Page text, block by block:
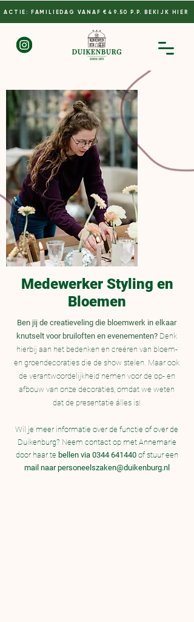
ACTIE: FAMILIEDAG VANAF €49.50 P.P. BEKIJK HIER
Medewerker Styling en
Bloemen
Ben jij de creatieveling die bloemwerk in elkaar
knutselt voor bruiloften en evenementen? Denk
hierbij aan het bedenken en creëren van bloem-
en groendecoraties die de show stelen. Maar ook
de verantwoordelijkheid nemen voor de op- en
afbouw van onze decoraties, omdat we weten
dat de presentatie álles is!
Wil je meer informatie over de functie of over de
Duikenburg? Neem contact op met Annemarie
door haar te bellen via 0344 641440 of stuur een
mail naarpersoneelszaken@duikenburg.nl